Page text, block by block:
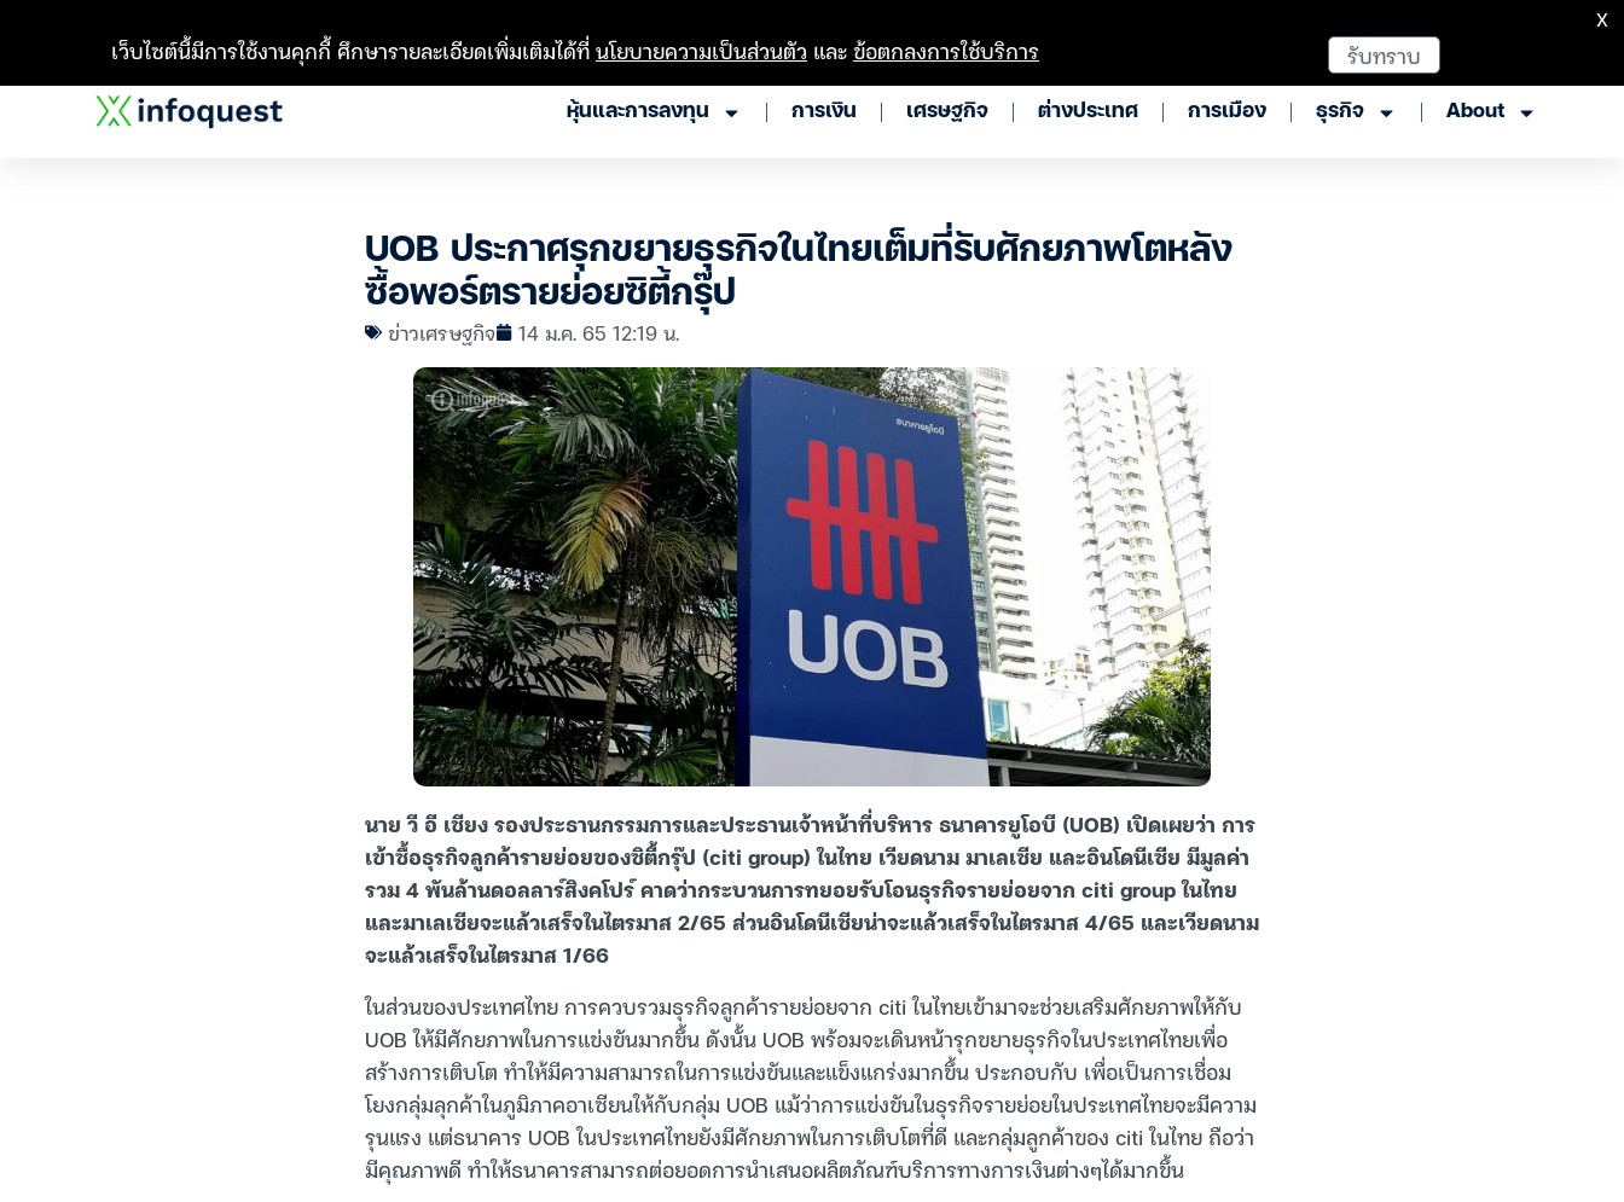
หุ้นและการลงทุน การเงิน เศรษฐกิจ ต่างประเทศ การเมือง ธุรกิจ About
UOB ประกาศรุกขยายธุรกิจในไทยเต็มที่รับศักยภาพโตหลัง
ซื้อพอร์ตรายย่อยซิตี้กรุ๊ป
ข่าวเศรษฐกิจ 14 ม.ค. 65 12:19 น.
นาย วี อี เชียง รองประธานกรรมการและประธานเจ้าหน้าที่บริหาร ธนาคารยูโอบี (UOB) เปิดเผยว่า การ
เข้าซื้อธุรกิจลูกค้ารายย่อยของซิตี้กรุ๊ป (citi group) ในไทย เวียดนาม มาเลเซีย และอินโดนีเซีย มีมูลค่า
รวม 4 พันล้านดอลลาร์สิงคโปร์ คาดว่ากระบวนการทยอยรับโอนธุรกิจรายย่อยจาก citi group ในไทย
และมาเลเซียจะแล้วเสร็จในไตรมาส 2/65 ส่วนอินโดนีเซียน่าจะแล้วเสร็จในไตรมาส 4/65 และเวียดนาม
จะแล้วเสร็จในไตรมาส 1/66
ในส่วนของประเทศไทย การควบรวมธุรกิจลูกค้ารายย่อยจาก citi ในไทยเข้ามาจะช่วยเสริมศักยภาพให้กับ
UOB ให้มีศักยภาพในการแข่งขันมากขึ้น ดังนั้น UOB พร้อมจะเดินหน้ารุกขยายธุรกิจในประเทศไทยเพื่อ
สร้างการเติบโต ทำให้มีความสามารถในการแข่งขันและแข็งแกร่งมากขึ้น ประกอบกับ เพื่อเป็นการเชื่อม
โยงกลุ่มลุกค้าในภูมิภาคอาเซียนให้กับกลุ่ม UOB แม้ว่าการแข่งขันในธุรกิจรายย่อยในประเทศไทยจะมีความ
รุนแรง แต่ธนาคาร UOB ในประเทศไทยยังมีศักยภาพในการเติบโตที่ดี และกลุ่มลูกค้าของ citi ในไทย ถือว่า
มีคุณภาพดี ทำให้ธนาคารสามารถต่อยอดการนำเสนอผลิตภัณฑ์บริการทางการเงินต่างๆได้มากขึ้น
เว็บไซต์นี้มีการใช้งานคุกกี้ ศึกษารายละเอียดเพิ่มเติมได้ที่นโยบายความเป็นส่วนตัว และข้อตกลงการใช้บริการ รับทราบ
X